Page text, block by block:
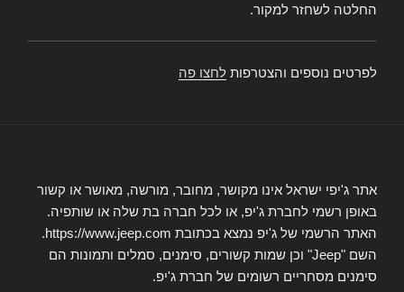
החלטה לשחזר למקור.
לפרטים נוספים והצטרפות לחצו פה
אתר ג'יפי ישראל אינו מקושר, מחובר, מורשה, מאושר או קשור
באופן רשמי לחברת ג'יפ, או לכל חברה בת שלה או שותפיה.
האתר הרשמי של ג'יפ נמצא בכתובת https://www.jeep.com.
השם "Jeep" וכן שמות קשורים, סימנים, סמלים ותמונות הם
סימנים מסחריים רשומים של חברת ג'יפ.